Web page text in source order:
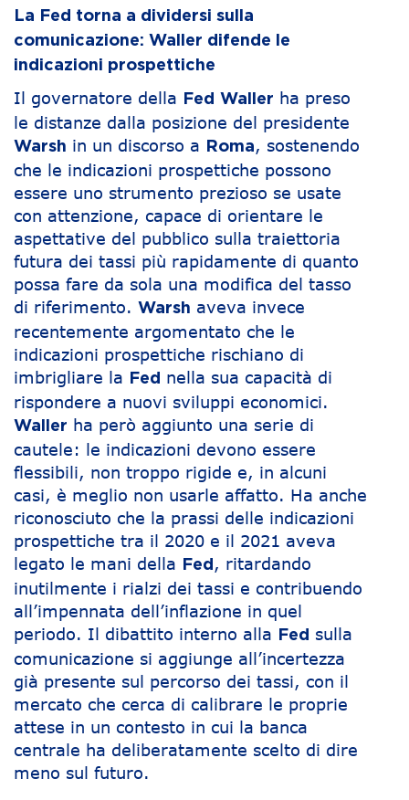
La Fed torna a dividersi sulla
comunicazione: Waller difende le
indicazioni prospettiche
Il governatore della Fed Waller ha preso
le distanze dalla posizione del presidente
Warsh in un discorso a Roma, sostenendo
che le indicazioni prospettiche possono
essere uno strumento prezioso se usate
con attenzione, capace di orientare le
aspettative del pubblico sulla traiettoria
futura dei tassi più rapidamente di quanto
possa fare da sola una modifica del tasso
di riferimento. Warsh aveva invece
recentemente argomentato che le
indicazioni prospettiche rischiano di
imbrigliare la
Fed nella sua capacità di
rispondere a nuovi sviluppi economici.
Waller ha però aggiunto una serie di
cautele: le indicazioni devono essere
flessibili, non troppo rigide e, in alcuni
casi, è meglio non usarle affatto. Ha anche
riconosciuto che la prassi delle indicazioni
prospettiche tra il 2020 e il 2021 aveva
legato le mani della
Fed , ritardando
inutilmente i rialzi dei tassi e contribuendo
all’impennata dell’inflazione in quel
periodo. Il dibattito interno alla
Fed sulla
comunicazione si aggiunge all’incertezza
già presente sul percorso dei tassi, con il
mercato che cerca di calibrare le proprie
attese in un contesto in cui la banca
centrale ha deliberatamente scelto di dire
meno sul futuro.